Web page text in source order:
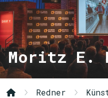
Moritz E.
Redner